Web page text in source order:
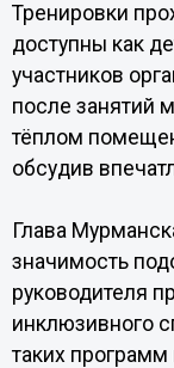
Тренировки
доступны как
участников
после занятий
тёплом
обсудив
Глава
значимость
руководителя
инклюзивного
таких